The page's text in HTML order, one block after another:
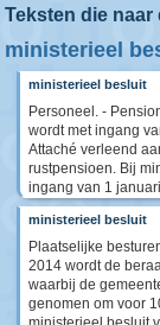
Teksten die
ministerieel
ministerieel besluit
Personeel. -
wordt met ingang
Attaché verleend
rustpensioen. Bij
ingang van 1
ministerieel besluit
Plaatselijke
2014 wordt de
waarbij de
genomen om voor